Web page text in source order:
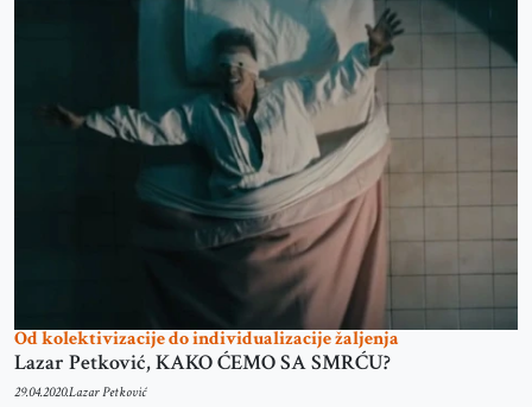
Od kolektivizacije do individualizacije žaljenja
Lazar Petković, KAKO ĆEMO SA SMRĆU?
29.04.2020.Lazar Petković